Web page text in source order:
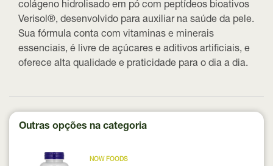
colágeno hidrolisado em pó com peptídeos bioativos
Verisol®, desenvolvido para auxiliar na saúde da pele.
Sua fórmula conta com vitaminas e minerais
essenciais, é livre de açúcares e aditivos artificiais, e
oferece alta qualidade e praticidade para o dia a dia.
Outras opções na categoria
NOW FOODS